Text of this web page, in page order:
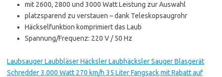
mit 2600, 2800 und 3000 Watt Leistung zur Auswahl
platzsparend zu verstauen – dank Teleskopsaugrohr
Häckselfunktion komprimiert das Laub
Spannung/Frequenz: 220 V / 50 Hz
Laubsauger Laubbläser Häcksler Laubhäcksler Sauger Blasgerät
Schredder 3.000 Watt 270 km/h 35 Liter Fangsack mit Rabatt auf